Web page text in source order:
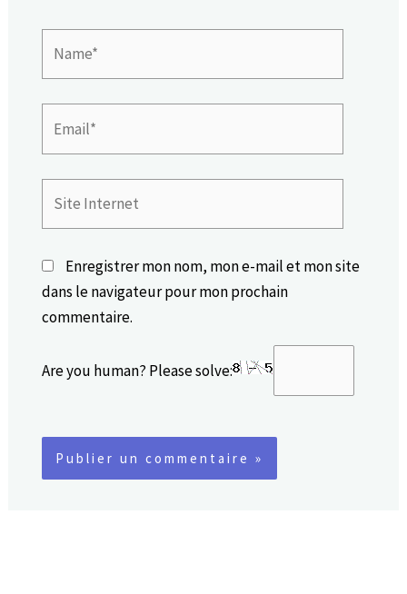
Internet
Enregistrer mon nom, mon e-mail et mon site
dans le navigateur pour mon prochain
commentaire.
Are you human? Please solve: